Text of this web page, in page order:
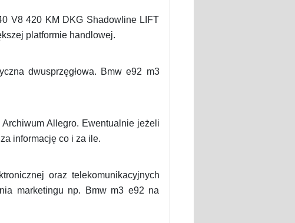
V8 420 KM DKG Shadowline LIFT
platformie handlowej.
dwusprzęgłowa. Bmw e92 m3
Allegro. Ewentualnie jeżeli
informację co i za ile.
oraz telekomunikacyjnych
marketingu np. Bmw m3 e92 na